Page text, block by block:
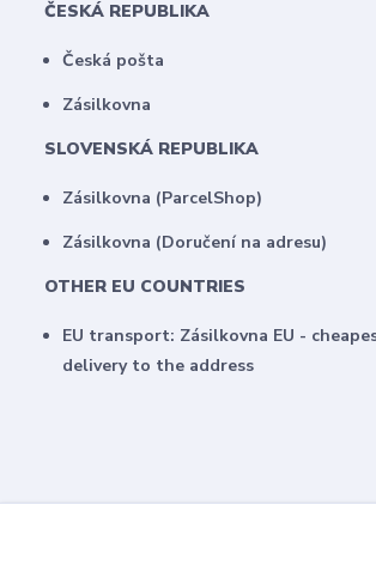
ČESKÁ REPUBLIKA
Česká pošta
Zásilkovna
SLOVENSKÁ REPUBLIKA
Zásilkovna (ParcelShop)
Zásilkovna (Doručení na adresu)
OTHER EU COUNTRIES
EU transport: Zásilkovna EU -
delivery to the address